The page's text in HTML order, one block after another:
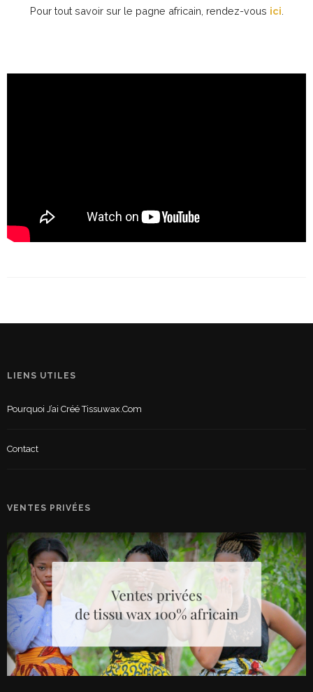
Pour tout savoir sur le pagne africain, rendez-vous ici
LIENS UTILES
Pourquoi J’ai Créé Tissuwax.com
Contact
VENTES PRIVÉES